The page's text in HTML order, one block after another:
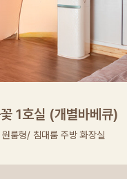
1호실 (개별바베큐)
원룸형/ 침대룸 주방 화장실